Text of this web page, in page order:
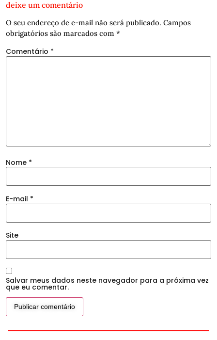
deixe um comentário
O seu endereço de e-mail não será publicado. Campos
obrigatórios são marcados com *
Comentário *
Nome *
E-mail *
Site
Salvar meus dados neste navegador para a próxima vez
que eu comentar.